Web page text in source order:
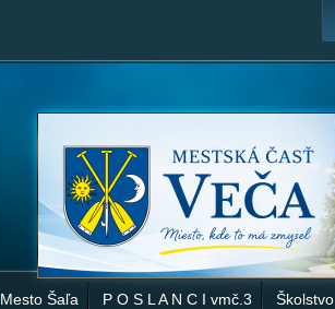
Mesto Šaľa P O S L A N C I vmč.3 Školstvo